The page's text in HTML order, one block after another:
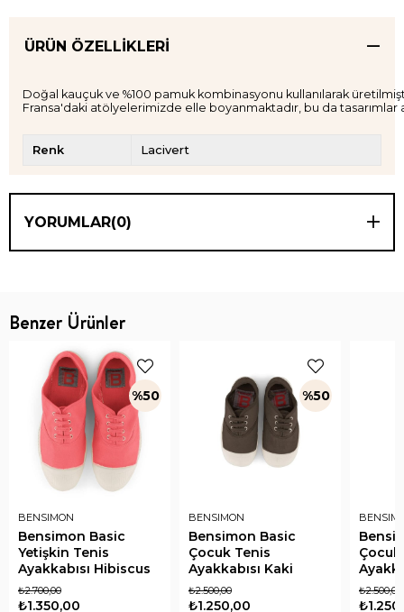
ÜRÜN ÖZELLIKLERI
Doğal kauçuk ve %100 pamuk kombinasyonu kullanılarak
Renk Lacivert
YORUMLAR(0)
Benzer Ürünler
BENSIMON
Bensimon Basic
Yetişkin Tenis
Ayakkabısı Hibiscus
₺1.350,00
₺2.700,00
%50
BENSIMON
Bensimon Basic
Çocuk Tenis
Ayakkabısı Kaki
₺1.250,00
₺2.500,00
%50
₺2.500,00